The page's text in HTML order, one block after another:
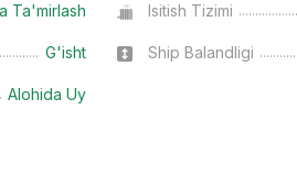
Ta'mirlash Isitish Tizimi
G'isht Ship Balandligi
Alohida Uy